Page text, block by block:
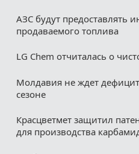
АЗС будут предоставлять
продаваемого топлива
LG Chem отчиталась о
Молдавия не ждет
сезоне
Красцветмет защитил
для производства